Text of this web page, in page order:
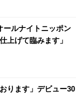
ールナイトニッポン
上げて臨みます」
ります」デビュー30